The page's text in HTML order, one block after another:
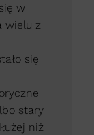
w
wielu z
się
stary
niż